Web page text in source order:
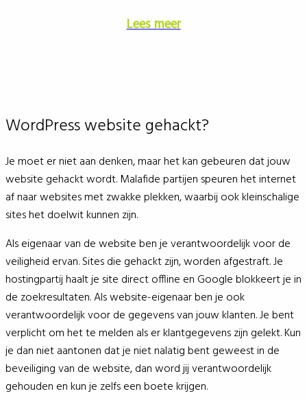
Lees meer
WordPress website gehackt?
Je moet er niet aan denken, maar het kan gebeuren dat jouw
website gehackt wordt. Malafide partijen speuren het internet
af naar websites met zwakke plekken, waarbij ook kleinschalige
sites het doelwit kunnen zijn.
Als eigenaar van de website ben je verantwoordelijk voor de
veiligheid ervan. Sites die gehackt zijn, worden afgestraft. Je
hostingpartij haalt je site direct offline en Google blokkeert je in
de zoekresultaten. Als website-eigenaar ben je ook
verantwoordelijk voor de gegevens van jouw klanten. Je bent
verplicht om het te melden als er klantgegevens zijn gelekt. Kun
je dan niet aantonen dat je niet nalatig bent geweest in de
beveiliging van de website, dan word jij verantwoordelijk
gehouden en kun je zelfs een boete krijgen.